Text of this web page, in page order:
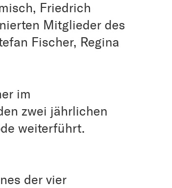
Friedrich
Mitglieder des
Fischer, Regina
im
zwei jährlichen
weiterführt.
der vier